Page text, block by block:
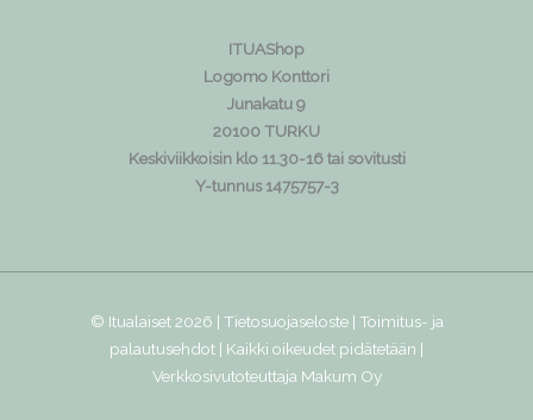
ITUAShop
Logomo Konttori
Junakatu 9
20100 TURKU
Keskiviikkoisin klo 11.30-16 tai sovitusti
Y-tunnus 1475757-3
© Itualaiset 2026 | Tietosuojaseloste| Toimitus- ja
palautusehdot | Kaikki oikeudet pidätetään |
Verkkosivutoteuttaja Makum Oy